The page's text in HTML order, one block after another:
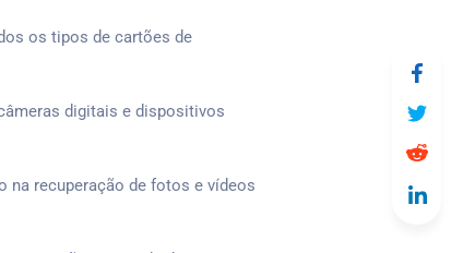
os tipos de cartões de
digitais e dispositivos
na recuperação de fotos e vídeos